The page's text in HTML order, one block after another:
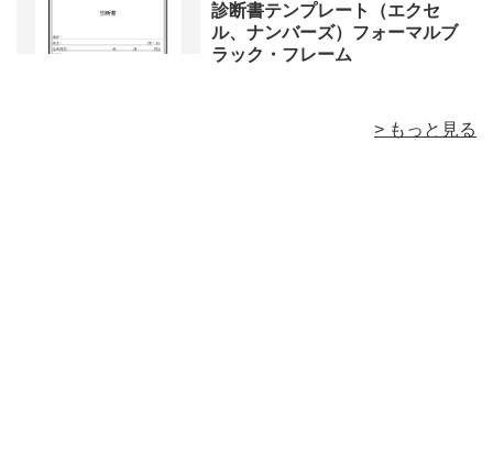
診断書テンプレート（エクセ
ル、ナンバーズ）フォーマルブ
ラック・フレーム
> もっと見る